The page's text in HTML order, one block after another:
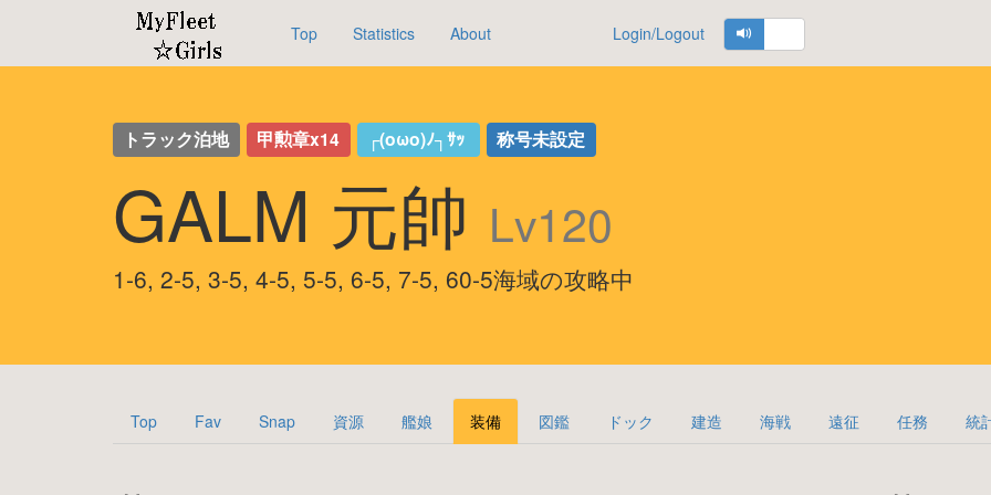
Top Statistics About Login/Logout
トラック泊地 甲勲章x14 ┌(oωo)ﾉ┐ｻｯ 称号未設定
GALM 元帥 Lv120
1-6, 2-5, 3-5, 4-5, 5-5, 6-5, 7-5, 60-5海域の攻略中
Top Fav Snap 資源 艦娘 装備 図鑑 ドック 建造 海戦 遠征 任務 統